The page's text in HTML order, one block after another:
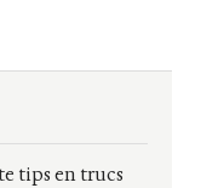
tips en trucs